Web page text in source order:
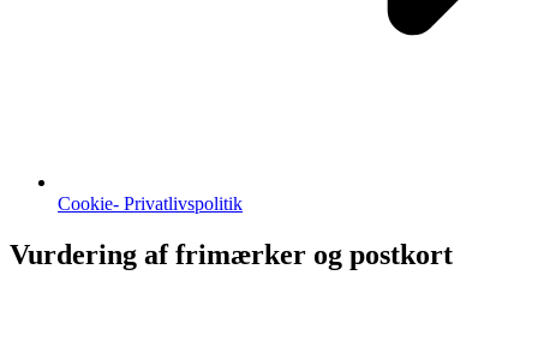
Cookie- Privatlivspolitik
Vurdering af frimærker og postkort